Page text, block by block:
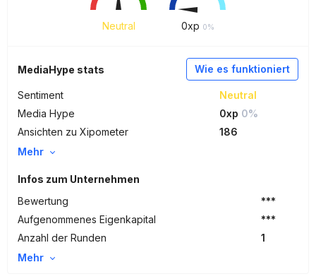
Neutral 0xp 0%
Wie es funktioniert
MediaHype stats
Sentiment
Neutral
Media Hype
0xp 0%
Ansichten zu Xipometer
186
Mehr
Infos zum Unternehmen
Bewertung
***
Aufgenommenes Eigenkapital
***
Anzahl der Runden
1
Mehr